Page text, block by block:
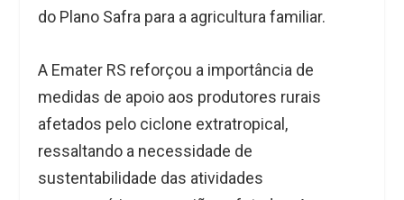
do Plano Safra para a agricultura familiar.
A Emater RS reforçou a importância de
medidas de apoio aos produtores rurais
afetados pelo ciclone extratropical,
ressaltando a necessidade de
sustentabilidade das atividades